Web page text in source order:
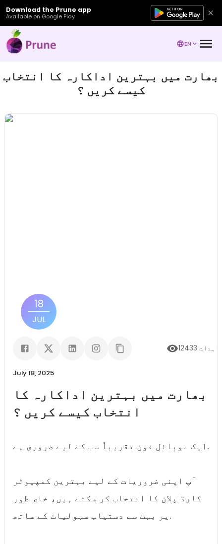
Download the Prune app
Available on Google Play
EN
بھارت میں بہترین اداکارہ کا انتخاب
کیسے کریں ؟
18
JUL
12433
July 18, 2025
بھارت میں بہترین اداکارہ کا
انتخاب کیسے کریں ؟
ایک موبائل فون تقریباً سب کے لیے ضروری ہے.
آپ اپنی ضروریات کے لیے بہترین کمپیوٹر
کارڈ پلان کا انتخاب کر سکتے ہیں، خاص طور
پر بہت سے دستیاب سہولیات کے ساتھ.